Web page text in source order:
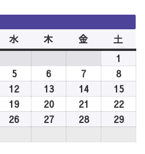
水水
曜
日
木
曜
日
金
曜
日
土
曜
日
1
年
8
月
1
日
52026
年
8
月
5
日
6
年
8
月
6
日
7
年
8
月
7
日
82026
年
8
月
8
日
12
12
132026
年
8
13
142026
8
14
152026
年
8
15
19 202026
年
21
年
222026
年
26 272026
282026
292026